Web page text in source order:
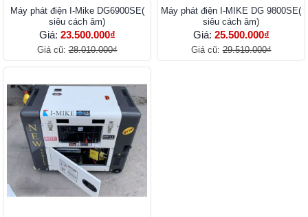
Máy phát điện I-Mike DG6900SE(
siêu cách âm)
Giá: 23.500.000₫
Giá cũ:28.010.000₫
Máy phát điện I-MIKE DG 9800SE(
siêu cách âm)
Giá: 25.500.000₫
Giá cũ:29.510.000₫